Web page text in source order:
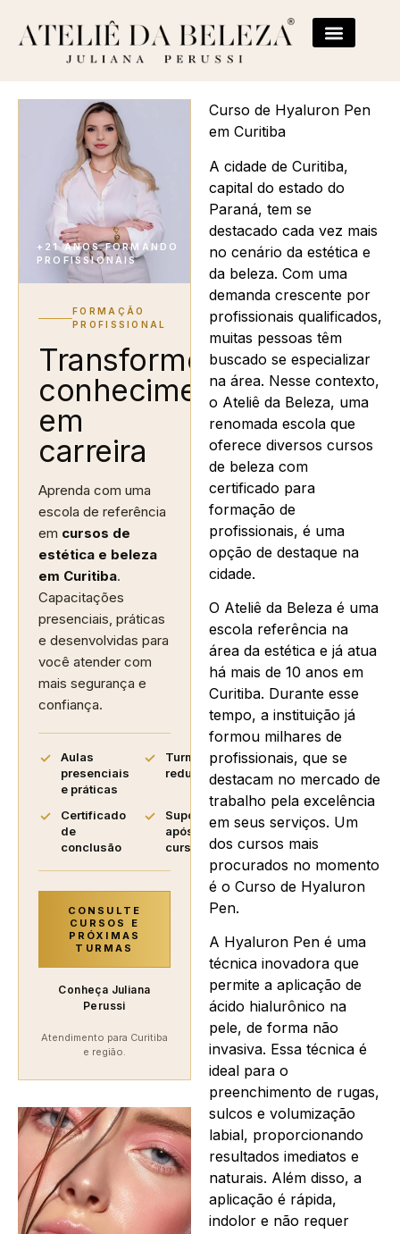
+21 ANOS FORMANDO
PROFISSIONAIS
FORMAÇÃO
PROFISSIONAL
Transforme
conhecimento
em
carreira
Aprenda com uma
escola de referência
em cursos de
estética e beleza
em Curitiba.
Capacitações
presenciais, práticas
e desenvolvidas para
você atender com
mais segurança e
confiança.
Aulas
presenciais
e práticas
Turmas
reduzidas
Certificado
de
conclusão
Suporte
após o
curso
CONSULTE
CURSOS E
PRÓXIMAS
TURMAS
Conheça Juliana
Perussi
Atendimento para Curitiba
e região.
Curso de Hyaluron Pen
em Curitiba
A cidade de Curitiba,
capital do estado do
Paraná, tem se
destacado cada vez mais
no cenário da estética e
da beleza. Com uma
demanda crescente por
profissionais qualificados,
muitas pessoas têm
buscado se especializar
na área. Nesse contexto,
o Ateliê da Beleza, uma
renomada escola que
oferece diversos cursos
de beleza com
certificado para
formação de
profissionais, é uma
opção de destaque na
cidade.
O Ateliê da Beleza é uma
escola referência na
área da estética e já atua
há mais de 10 anos em
Curitiba. Durante esse
tempo, a instituição já
formou milhares de
profissionais, que se
destacam no mercado de
trabalho pela excelência
em seus serviços. Um
dos cursos mais
procurados no momento
é o Curso de Hyaluron
Pen.
A Hyaluron Pen é uma
técnica inovadora que
permite a aplicação de
ácido hialurônico na
pele, de forma não
invasiva. Essa técnica é
ideal para o
preenchimento de rugas,
sulcos e volumização
labial, proporcionando
resultados imediatos e
naturais. Além disso, a
aplicação é rápida,
indolor e não requer